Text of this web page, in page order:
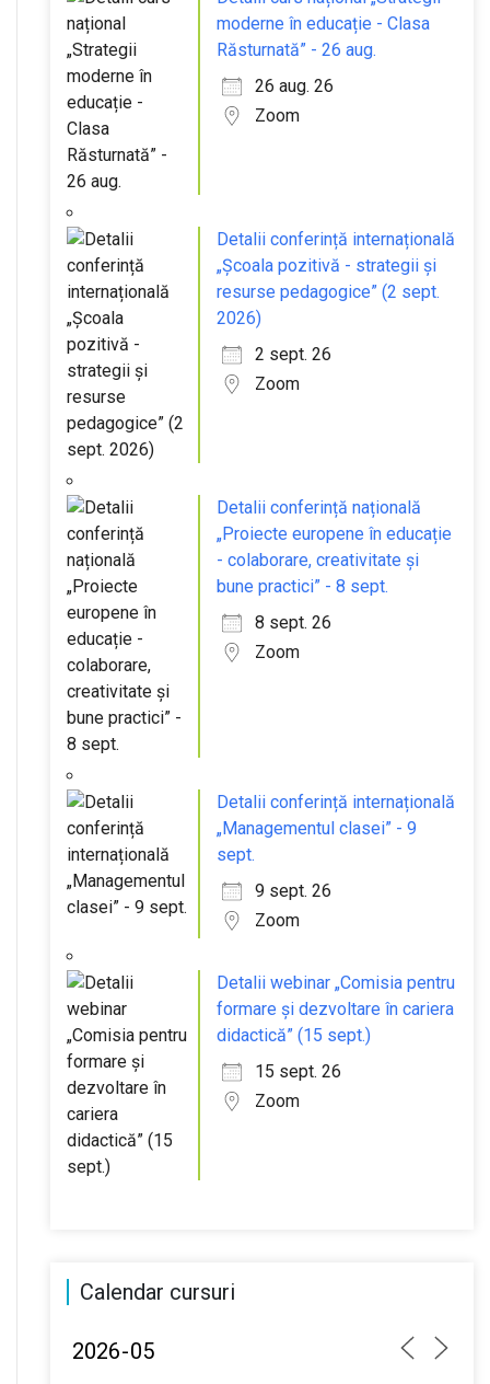
moderne în educație - Clasa
Răsturnată” - 26 aug.
26 aug. 26
Zoom
Detalii conferință internațională
„Școala pozitivă - strategii și
resurse pedagogice” (2 sept.
2026)
2 sept. 26
Zoom
Detalii conferință națională
„Proiecte europene în educație
- colaborare, creativitate și
bune practici” - 8 sept.
8 sept. 26
Zoom
Detalii conferință internațională
„Managementul clasei” - 9
sept.
9 sept. 26
Zoom
Detalii webinar „Comisia pentru
formare și dezvoltare în cariera
didactică” (15 sept.)
15 sept. 26
Zoom
Calendar cursuri